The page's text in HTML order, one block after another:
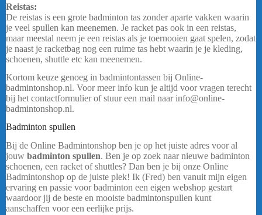
Reistas:
De reistas is een grote badminton tas zonder aparte vakken waarin
je veel spullen kan meenemen. Je racket pas ook in een reistas,
maar meestal neem je een reistas als je toernooien gaat spelen, zodat
je naast je racketbag nog een ruime tas hebt waarin je je kleding,
schoenen, shuttle etc kan meenemen.
Kortom keuze genoeg in badmintontassen bij Online-
badmintonshop.nl. Voor meer info kun je altijd voor vragen terecht
bij het contactformulier of stuur een mail naar info@online-
badmintonshop.nl.
Badminton spullen
Bij de Online Badmintonshop ben je op het juiste adres voor al
jouw badminton spullen. Ben je op zoek naar nieuwe badminton
schoenen, een racket of shuttles? Dan ben je bij onze Online
Badmintonshop op de juiste plek! Ik (Fred) ben vanuit mijn eigen
ervaring en passie voor badminton een eigen webshop gestart
waardoor jij de beste en mooiste badmintonspullen kunt
aanschaffen voor een eerlijke prijs.